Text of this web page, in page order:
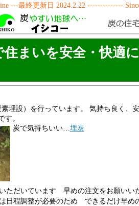
---最終更新日 2024.2.22 --------------
住まいを安全・快適
埋設）を行っています。 気持ち良く、
す。
炭で気持ちいい…埋炭
ただいています 早めの注文をお願いい
日程調整が必要のため できるだけ早め